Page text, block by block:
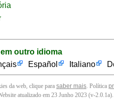
outro idioma
Español Italiano
da web, clique para saber mais. Política
atualizado em 23 Junho 2023 (v-2.0.1a).